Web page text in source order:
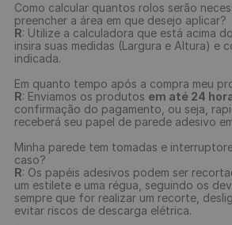
Como calcular quantos rolos serão
preencher a área em que desejo aplicar?
R: Utilize a calculadora que está acima
insira suas medidas (Largura e Altura) e
indicada.
Em quanto tempo após a compra meu
R: Enviamos os produtos em até 24
confirmação do pagamento, ou seja,
receberá seu papel de parede adesivo
Minha parede tem tomadas e
caso?
R: Os papéis adesivos podem ser
um estilete e uma régua, seguindo os
sempre que for realizar um recorte,
evitar riscos de descarga elétrica.